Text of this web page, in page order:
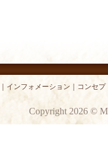
インフォメーション コンセプ
Copyright 2026 ©